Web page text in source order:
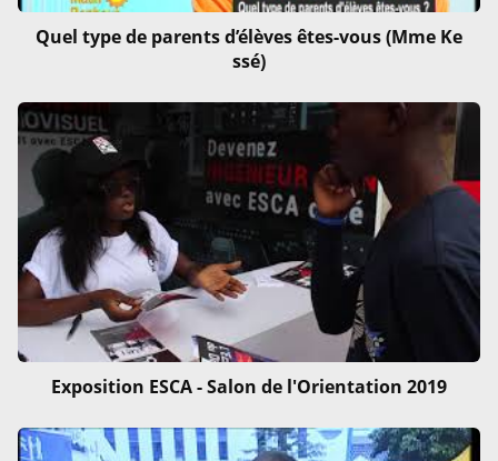
Quel type de parents d’élèves êtes-vous (Mme Ke
ssé)
Exposition ESCA - Salon de l'Orientation 2019